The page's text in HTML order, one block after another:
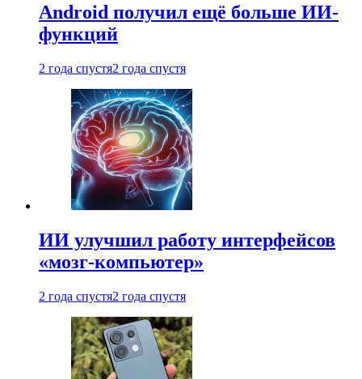
Android получил ещё больше ИИ-
функций
2 года спустя2 года спустя
ИИ улучшил работу интерфейсов
«мозг-компьютер»
2 года спустя2 года спустя